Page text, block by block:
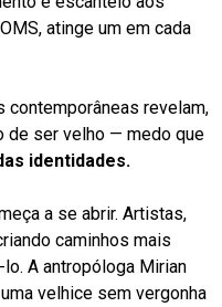
atinge um em cada
contemporâneas revelam,
de ser velho — medo que
identidades.
a se abrir. Artistas,
caminhos mais
A antropóloga Mirian
velhice sem vergonha